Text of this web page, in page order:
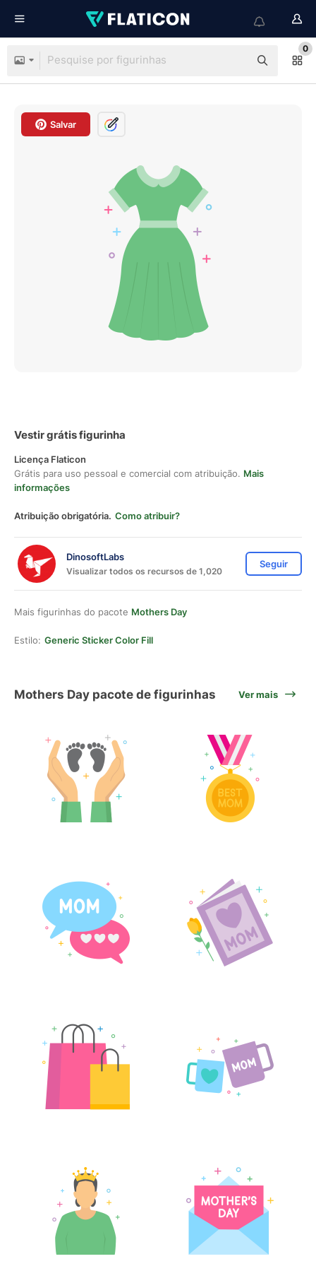
0
Salvar
Vestir grátis figurinha
Licença Flaticon
Grátis para uso pessoal e comercial com atribuição. Mais
informações
Atribuição obrigatória. Como atribuir?
DinosoftLabs
Visualizar todos os recursos de 1,020
Seguir
Mais figurinhas do pacote Mothers Day
Estilo: Generic Sticker Color Fill
Mothers Day pacote de figurinhas Ver mais